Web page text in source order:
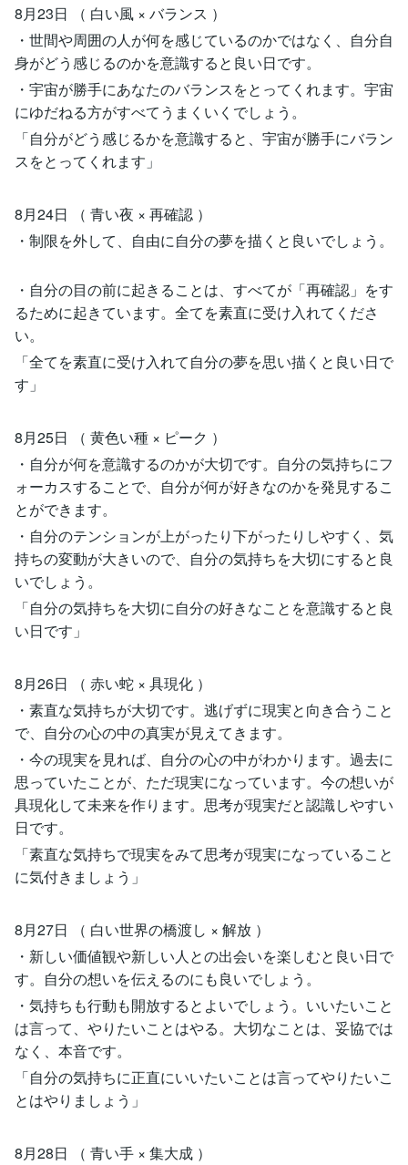
8月23日 （ 白い風 × バランス ）
・世間や周囲の人が何を感じているのかではなく、自分自
身がどう感じるのかを意識すると良い日です。
・宇宙が勝手にあなたのバランスをとってくれます。宇宙
にゆだねる方がすべてうまくいくでしょう。
「自分がどう感じるかを意識すると、宇宙が勝手にバラン
スをとってくれます」
8月24日 （ 青い夜 × 再確認 ）
・制限を外して、自由に自分の夢を描くと良いでしょう。
・自分の目の前に起きることは、すべてが「再確認」をす
るために起きています。全てを素直に受け入れてくださ
い。
「全てを素直に受け入れて自分の夢を思い描くと良い日で
す」
8月25日 （ 黄色い種 × ピーク ）
・自分が何を意識するのかが大切です。自分の気持ちにフ
ォーカスすることで、自分が何が好きなのかを発見するこ
とができます。
・自分のテンションが上がったり下がったりしやすく、気
持ちの変動が大きいので、自分の気持ちを大切にすると良
いでしょう。
「自分の気持ちを大切に自分の好きなことを意識すると良
い日です」
8月26日 （ 赤い蛇 × 具現化 ）
・素直な気持ちが大切です。逃げずに現実と向き合うこと
で、自分の心の中の真実が見えてきます。
・今の現実を見れば、自分の心の中がわかります。過去に
思っていたことが、ただ現実になっています。今の想いが
具現化して未来を作ります。思考が現実だと認識しやすい
日です。
「素直な気持ちで現実をみて思考が現実になっていること
に気付きましょう」
8月27日 （ 白い世界の橋渡し × 解放 ）
・新しい価値観や新しい人との出会いを楽しむと良い日で
す。自分の想いを伝えるのにも良いでしょう。
・気持ちも行動も開放するとよいでしょう。いいたいこと
は言って、やりたいことはやる。大切なことは、妥協では
なく、本音です。
「自分の気持ちに正直にいいたいことは言ってやりたいこ
とはやりましょう」
8月28日 （ 青い手 × 集大成 ）